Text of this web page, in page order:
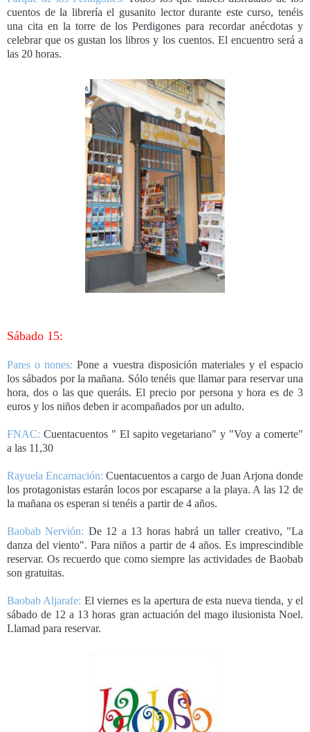
cuentos de la librería el gusanito lector durante este curso, tenéis
una cita en la torre de los Perdigones para recordar anécdotas y
celebrar que os gustan los libros y los cuentos. El encuentro será a
las 20 horas.
Sábado 15:
Pares o nones:Pone a vuestra disposición materiales y el espacio
los sábados por la mañana. Sólo tenéis que llamar para reservar una
hora, dos o las que queráis. El precio por persona y hora es de 3
euros y los niños deben ir acompañados por un adulto.
FNAC: Cuentacuentos " El sapito vegetariano" y "Voy a comerte"
a las 11,30
Rayuela Encarnación: Cuentacuentos a cargo de Juan Arjona donde
los protagonistas estarán locos por escaparse a la playa. A las 12 de
la mañana os esperan si tenéis a partir de 4 años.
Baobab Nervión: De 12 a 13 horas habrá un taller creativo, "La
danza del viento". Para niños a partir de 4 años. Es imprescindible
reservar. Os recuerdo que como siempre las actividades de Baobab
son gratuitas.
Baobab Aljarafe: El viernes es la apertura de esta nueva tienda, y el
sábado de 12 a 13 horas gran actuación del mago ilusionista Noel.
Llamad para reservar.